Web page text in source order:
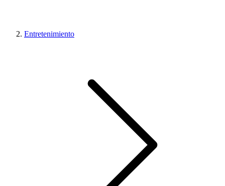
Entretenimiento